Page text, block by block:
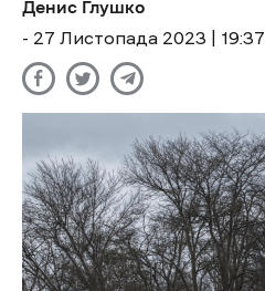
Денис Глушко
- 27 Листопада 2023 | 19:37